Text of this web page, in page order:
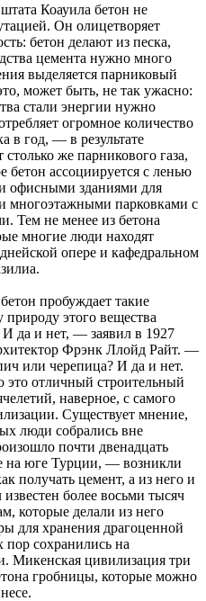
Коауила бетон не
Он олицетворяет
бетон делают из песка,
цемента нужно много
выделяется парниковый
может быть, не так ужасно:
стали энергии нужно
огромное количество
в год, — в результате
же парникового газа,
бетон ассоциируется с ленью
офисными зданиями для
многоэтажными парковками с
Тем не менее из бетона
многие люди находят
опере и кафедральном
пробуждает такие
этого вещества
да и нет, — заявил в 1927
Фрэнк Ллойд Райт. —
или черепица? И да и нет.
это отличный строительный
наверное, с самого
Существует мнение,
люди собрались вне
почти двенадцать
на юге Турции, — возникли
получать цемент, а из него и
более восьми тысяч
которые делали из него
для хранения драгоценной
сохранились на
Микенская цивилизация три
гробницы, которые можно